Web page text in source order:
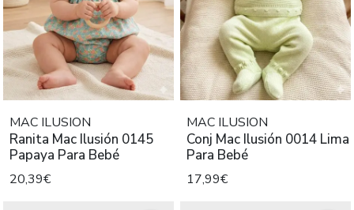
MAC ILUSION
Ranita Mac Ilusión 0145
Papaya Para Bebé
20,39€
MAC ILUSION
Conj Mac Ilusión 0014 Lima
Para Bebé
17,99€